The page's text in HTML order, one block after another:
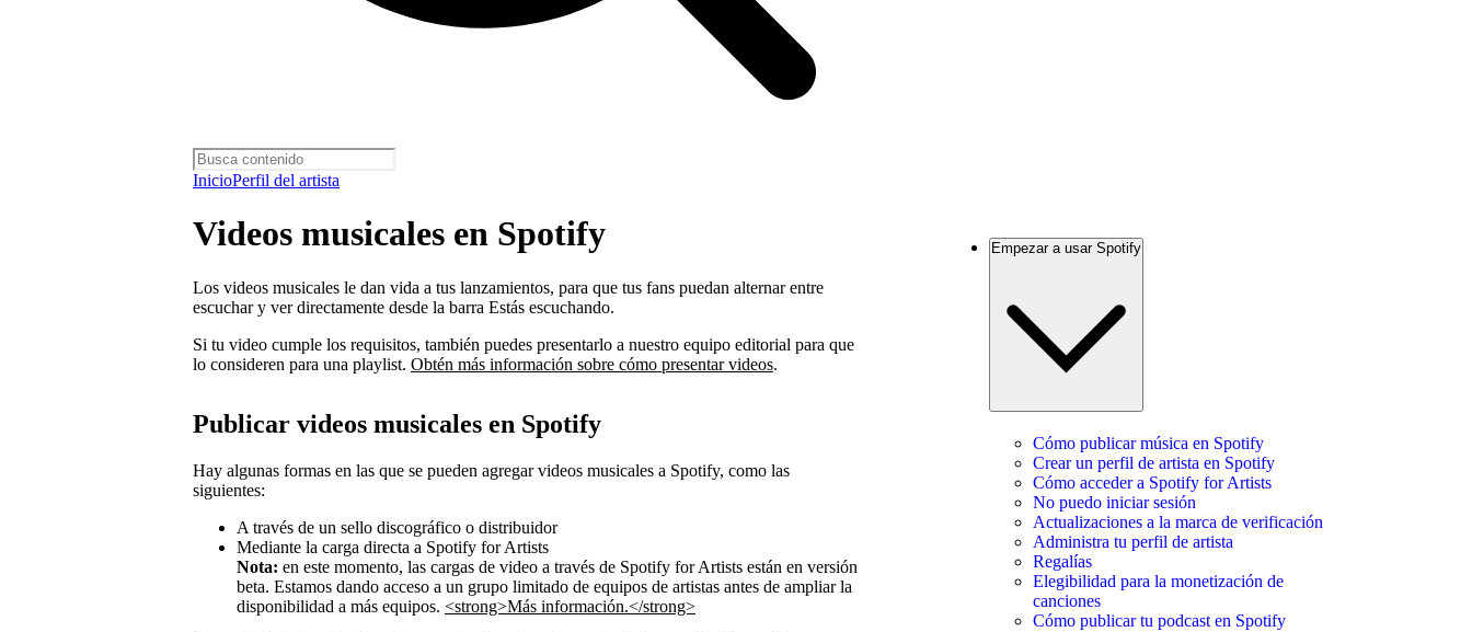
InicioPerfil del artista
Videos musicales en Spotify
Los videos musicales le dan vida a tus lanzamientos, para que tus fans puedan alternar entre
escuchar y ver directamente desde la barra Estás escuchando.
Si tu video cumple los requisitos, también puedes presentarlo a nuestro equipo editorial para que
lo consideren para una playlist. Obtén más información sobre cómo presentar videos.
Publicar videos musicales en Spotify
Hay algunas formas en las que se pueden agregar videos musicales a Spotify, como las
siguientes:
A través de un sello discográfico o distribuidor
Mediante la carga directa a Spotify for Artists
Nota: en este momento, las cargas de video a través de Spotify for Artists están en versión
beta. Estamos dando acceso a un grupo limitado de equipos de artistas antes de ampliar la
disponibilidad a más equipos. <strong>Más información.</strong>
Empezar a usar Spotify
Cómo publicar música en Spotify
Crear un perfil de artista en Spotify
Cómo acceder a Spotify for Artists
No puedo iniciar sesión
Actualizaciones a la marca de verificación
Administra tu perfil de artista
Regalías
Elegibilidad para la monetización de
canciones
Cómo publicar tu podcast en Spotify